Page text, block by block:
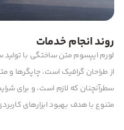
روند انجام خدمات
لورم ایپسوم متن ساختگی با
از طراحان گرافیک است، چاپگرها و
سطرآنچنان که لازم است، و برای
متنوع با هدف بهبود ابزارهای